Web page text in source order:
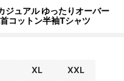
ジュアル ゆったりオーバー
コットン半袖Tシャツ
XL XXL